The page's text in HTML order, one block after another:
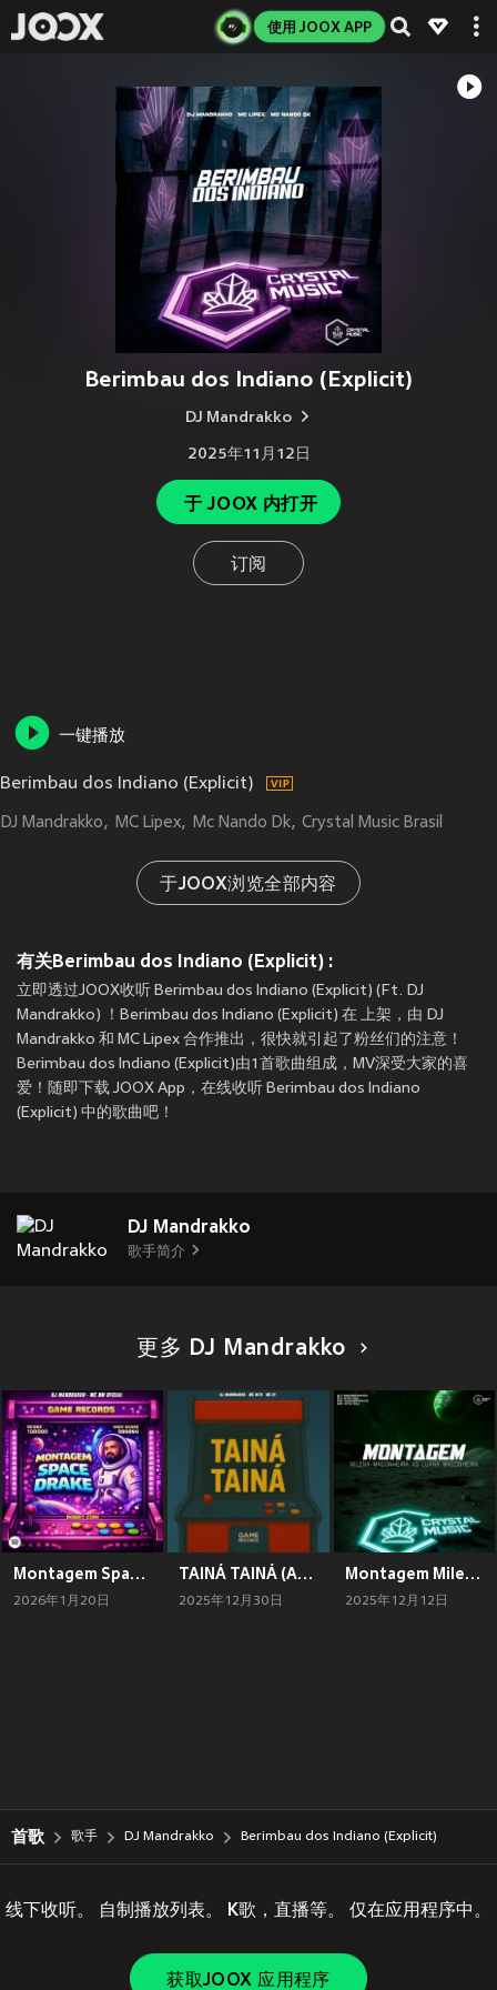
使用 JOOX APP
Berimbau dos Indiano (Explicit)
DJ Mandrakko
2025年11月12日
于 JOOX 内打开
订阅
一键播放
Berimbau dos Indiano (Explicit)
DJ Mandrakko MC Lipex Mc Nando Dk Crystal Music Brasil
于JOOX浏览全部内容
有关Berimbau dos Indiano (Explicit) :
立即透过JOOX收听 Berimbau dos Indiano (Explicit) (Ft. DJ
Mandrakko) ！Berimbau dos Indiano (Explicit) 在 上架，由 DJ
Mandrakko 和 MC Lipex 合作推出，很快就引起了粉丝们的注意！
Berimbau dos Indiano (Explicit)由1首歌曲组成，MV深受大家的喜
爱！随即下载 JOOX App，在线收听 Berimbau dos Indiano
(Explicit) 中的歌曲吧！
DJ Mandrakko
歌手简介
更多 DJ Mandrakko
Montagem Space Drake (Explicit)
2026年1月20日
TAINÁ TAINÁ (Arrochadeira) (Explicit)
2025年12月30日
Montagem Milena Maconheira Vs Luana Maconheira (Explicit)
2025年12月12日
首歌 歌手 DJ Mandrakko Berimbau dos Indiano (Explicit)
线下收听。 自制播放列表。 K歌，直播等。 仅在应用程序中。
获取JOOX 应用程序